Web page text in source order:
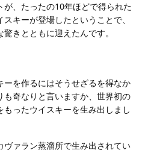
、たったの10年ほどで得られた
キーが登場したということで、
きとともに迎えたんです。
を作るにはそうせざるを得なか
奇なりと言いますか、世界初の
ったウイスキーを生み出しまし
ァラン蒸溜所で生み出されてい